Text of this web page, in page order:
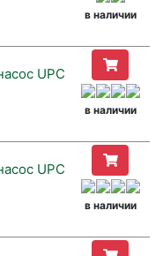
в наличии
UPC
в наличии
UPC
в наличии